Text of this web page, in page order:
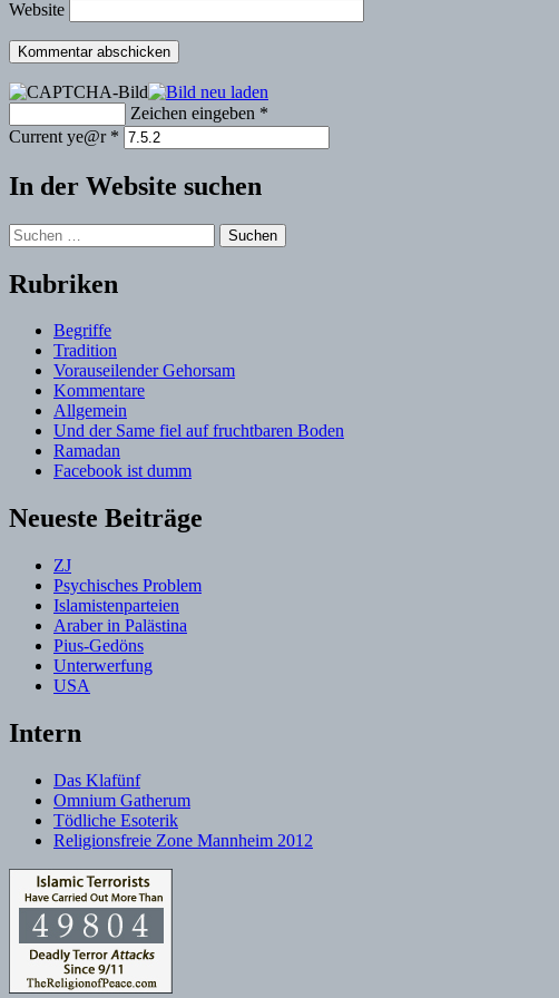
Website
Zeichen eingeben *
Current ye@r *
In der Website suchen
Suchen
nach:
Rubriken
Begriffe
Tradition
Vorauseilender Gehorsam
Kommentare
Allgemein
Und der Same fiel auf fruchtbaren Boden
Ramadan
Facebook ist dumm
Neueste Beiträge
ZJ
Psychisches Problem
Islamistenparteien
Araber in Palästina
Pius-Gedöns
Unterwerfung
USA
Intern
Das Klafünf
Omnium Gatherum
Tödliche Esoterik
Religionsfreie Zone Mannheim 2012